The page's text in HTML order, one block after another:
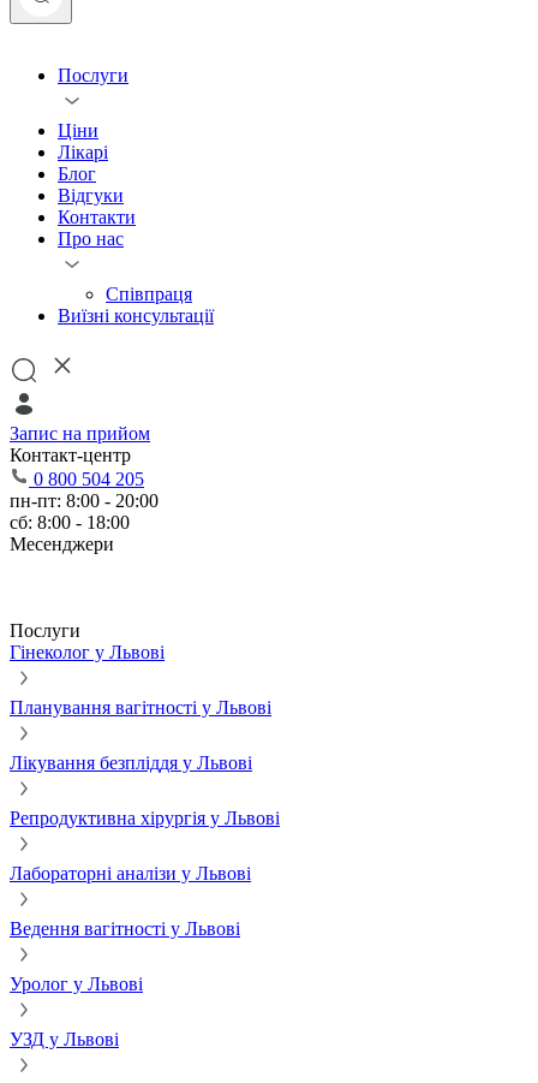
Послуги
Ціни
Лікарі
Блог
Відгуки
Контакти
Про нас
Співпраця
Виїзні консультації
Запис на прийом
Контакт-центр
0 800 504 205
пн-пт: 8:00 - 20:00
сб: 8:00 - 18:00
Месенджери
Послуги
Гінеколог у Львові
Планування вагітності у Львові
Лікування безпліддя у Львові
Репродуктивна хірургія у Львові
Лабораторні аналізи у Львові
Ведення вагітності у Львові
Уролог у Львові
УЗД у Львові